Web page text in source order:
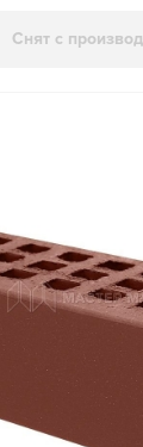
Снят с